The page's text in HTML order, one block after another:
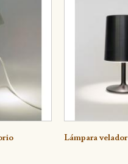
Detalle
Lámpara velador